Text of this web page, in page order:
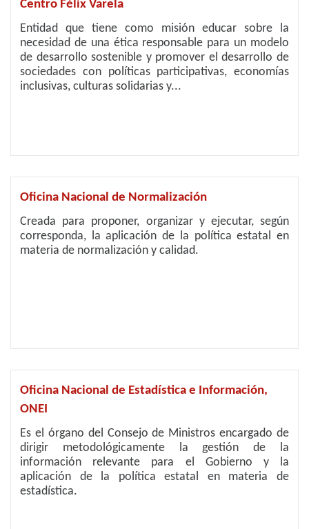
Centro Félix Varela
Entidad que tiene como misión educar sobre la
necesidad de una ética responsable para un modelo
de desarrollo sostenible y promover el desarrollo de
sociedades con políticas participativas, economías
inclusivas, culturas solidarias y...
Oficina Nacional de Normalización
Creada para proponer, organizar y ejecutar, según
corresponda, la aplicación de la política estatal en
materia de normalización y calidad.
Oficina Nacional de Estadística e Información,
ONEI
Es el órgano del Consejo de Ministros encargado de
dirigir metodológicamente la gestión de la
información relevante para el Gobierno y la
aplicación de la política estatal en materia de
estadística.